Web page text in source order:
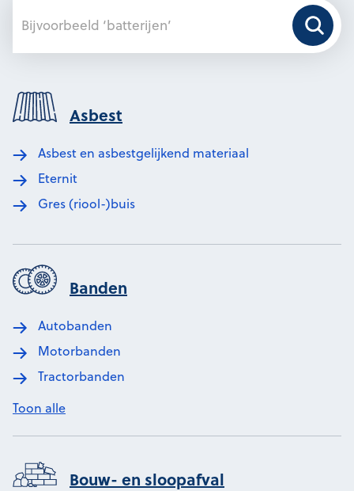
Asbest
Asbest en asbestgelijkend materiaal
Eternit
Gres (riool-)buis
Banden
Autobanden
Motorbanden
Tractorbanden
Toon alle
Bouw- en sloopafval